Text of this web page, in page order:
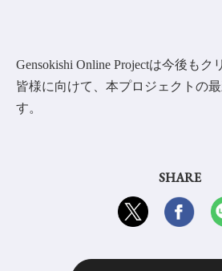
Gensokishi Online Projectは今後も
皆様に向けて、本プロジェクトの
す。
SHARE